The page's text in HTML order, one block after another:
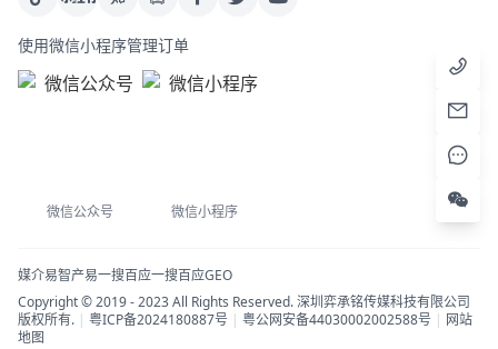
使用微信小程序管理订单
微信公众号 微信小程序
媒介易智产易一搜百应一搜百应GEO
Copyright © 2019 - 2023 All Rights Reserved. 深圳弈承铭传媒科技有限公司
版权所有. | 粤ICP备2024180887号 | 粤公网安备44030002002588号 | 网站
地图